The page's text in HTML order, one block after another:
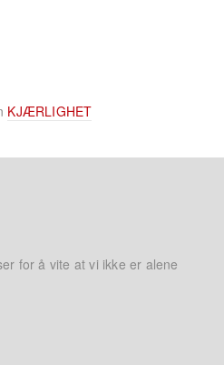
KJÆRLIGHET
for å vite at vi ikke er alene